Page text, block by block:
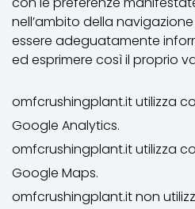
nell’ambito della
essere adeguatamente
ed esprimere così il proprio
omfcrushingplant.it utilizza
Google Analytics.
omfcrushingplant.it utilizza
Google Maps.
omfcrushingplant.it non